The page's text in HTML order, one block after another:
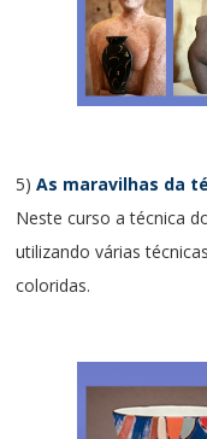
5)As maravilhas da
Neste curso a técnica
utilizando várias
coloridas.